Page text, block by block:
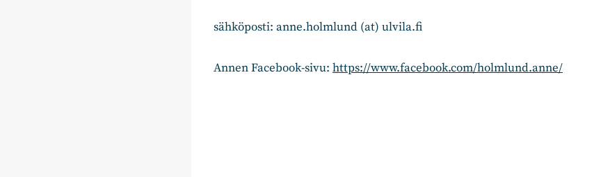
sähköposti: anne.holmlund (at) ulvila.fi
Annen Facebook-sivu: https://www.facebook.com/holmlund.anne/